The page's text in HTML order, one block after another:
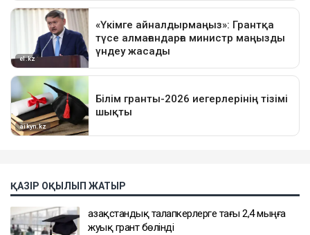
ҚАЗІР ОҚЫЛЫП ЖАТЫР
Қазақстандық талапкерлерге тағы 2,4 мыңға
жуық грант бөлінді